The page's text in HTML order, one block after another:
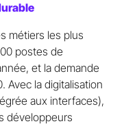
métiers les plus
postes de
et la demande
Avec la digitalisation
aux interfaces),
développeurs